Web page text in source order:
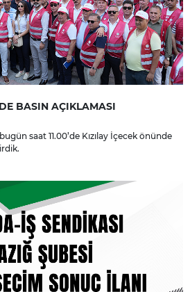
BASIN AÇIKLAMASI
saat 11.00’de Kızılay İçecek önünde